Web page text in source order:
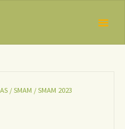
/ SMAM / SMAM 2023